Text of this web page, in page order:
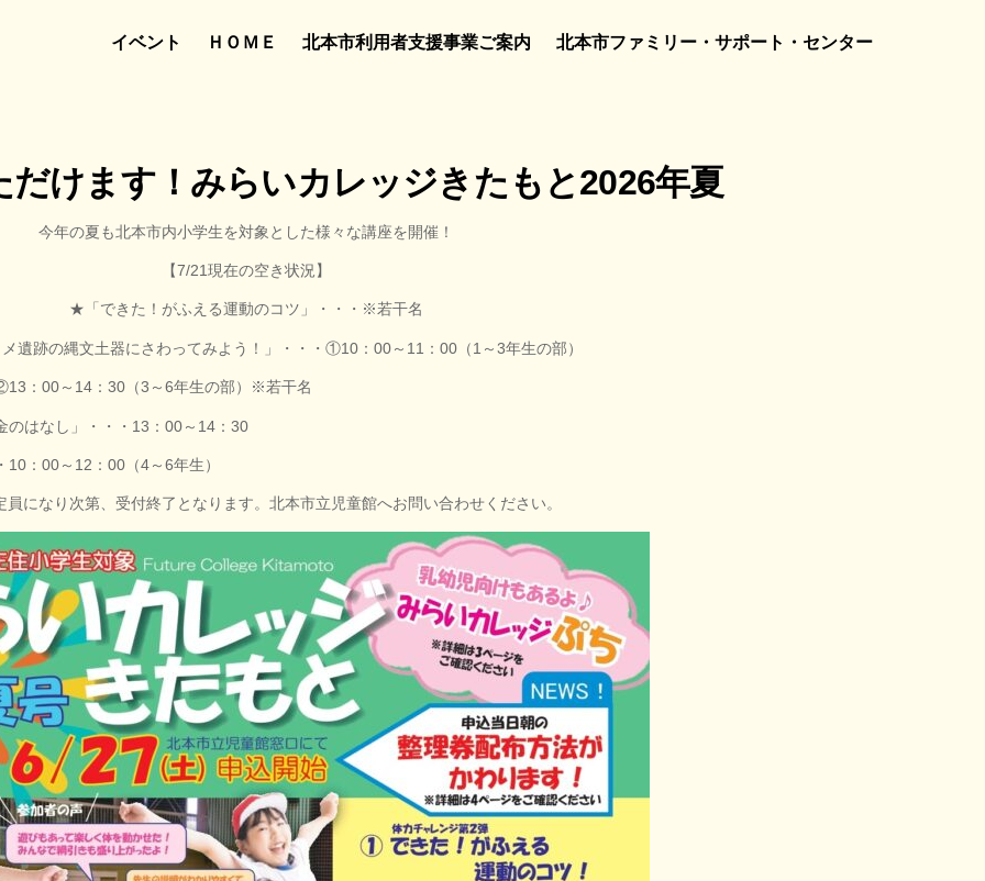
イベント ＨＯＭＥ 北本市利用者支援事業ご案内 北本市ファミリー・サポート・センター
だけます！みらいカレッジきたもと2026年夏
今年の夏も北本市内小学生を対象とした様々な講座を開催！
【7/21現在の空き状況】
★「できた！がふえる運動のコツ」・・・※若干名
遺跡の縄文土器にさわってみよう！」・・・①10：00～11：00（1～3年生の部）
生の部）※若干名
なし」・・・13：00～14：30
：00（4～6年生）
になり次第、受付終了となります。北本市立児童館へお問い合わせください。